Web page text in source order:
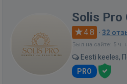
Solis Pro
4.8 · 32
Был на сайте: 5 ч.
Eesti keeles,
PRO